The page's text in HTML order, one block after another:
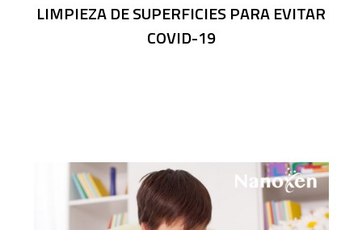
LIMPIEZA DE SUPERFICIES PARA EVITAR
COVID-19